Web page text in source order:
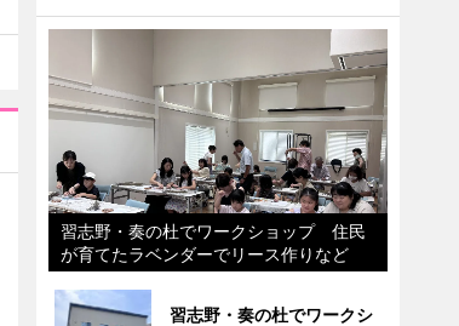
習志野・奏の杜でワークショップ 住民
が育てたラベンダーでリース作りなど
習志野・奏の杜でワークシ